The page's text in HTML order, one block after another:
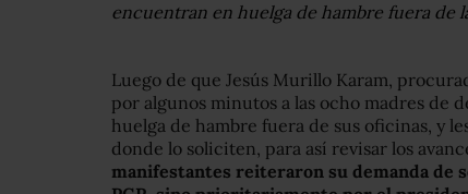
encuentran en huelga de hambre fuera de
Luego de que Jesús Murillo Karam,
por algunos minutos a las ocho madres de
huelga de hambre fuera de sus oficinas, y
donde lo soliciten, para así revisar los
manifestantes reiteraron su demanda de